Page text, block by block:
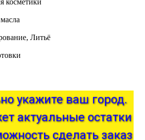
косметики
Литьё
актуальные остатки
сделать заказ